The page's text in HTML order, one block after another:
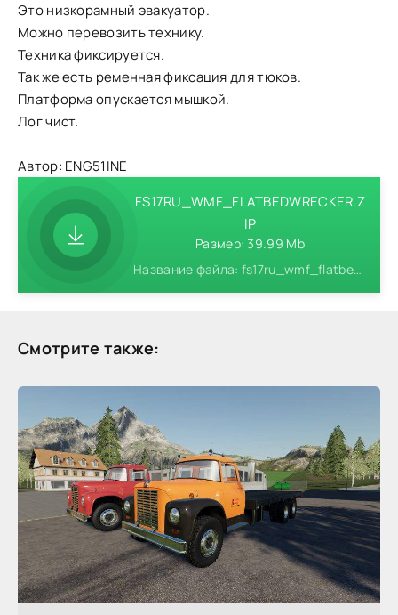
Это низкорамный эвакуатор.
Можно перевозить технику.
Техника фиксируется.
Так же есть ременная фиксация для тюков.
Платформа опускается мышкой.
Лог чист.
Автор: ENG51INE
FS17RU_WMF_FLATBEDWRECKER.Z
IP
Размер: 39.99 Mb
Название файла: fs17ru_wmf_flatbedwrecker.zip
Смотрите также: